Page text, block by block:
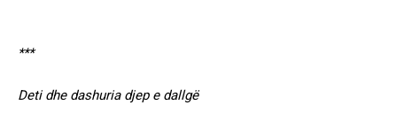
***
Deti dhe dashuria djep e dallgë